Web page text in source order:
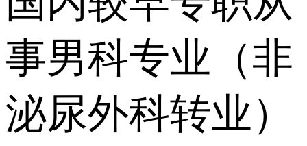
事男科专业（非
泌尿外科转业）